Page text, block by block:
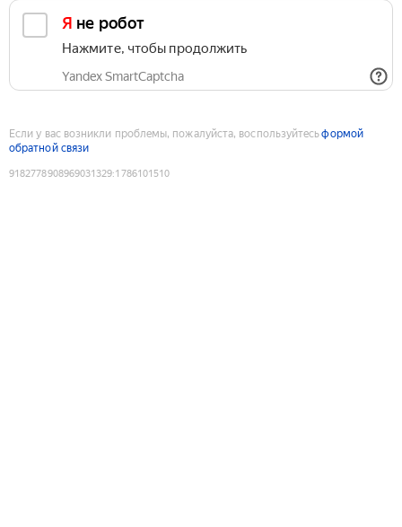
Я не робот
Нажмите, чтобы продолжить
Yandex SmartCaptcha
Если у вас возникли проблемы, пожалуйста, воспользуйтесьформой
обратной связи
9182778908969031329:1786101510